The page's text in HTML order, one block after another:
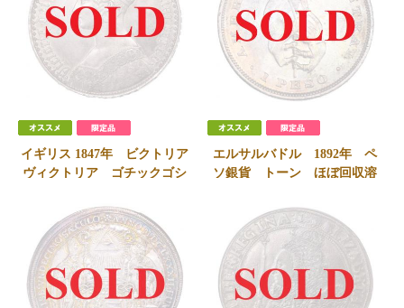
イギリス 1847年 ビクトリア
ヴィクトリア ゴチックゴシ
Undecimoエッジ 極美品状態
良好
SOLD
エルサルバドル 1892年 ペ
ソ銀貨 トーン ほぼ回収溶
SOLD